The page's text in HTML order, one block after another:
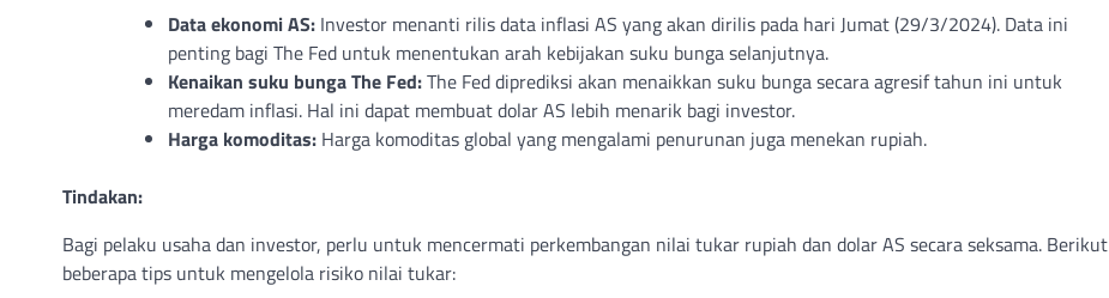
Data ekonomi AS: Investor menanti rilis data inflasi AS yang akan dirilis pada hari Jumat (29/3/2024). Data ini
penting bagi The Fed untuk menentukan arah kebijakan suku bunga selanjutnya.
Kenaikan suku bunga The Fed:The Fed diprediksi akan menaikkan suku bunga secara agresif tahun ini untuk
meredam inflasi. Hal ini dapat membuat dolar AS lebih menarik bagi investor.
Harga komoditas: Harga komoditas global yang mengalami penurunan juga menekan rupiah.
Tindakan:
Bagi pelaku usaha dan investor, perlu untuk mencermati perkembangan nilai tukar rupiah dan dolar AS secara seksama. Berikut
beberapa tips untuk mengelola risiko nilai tukar: